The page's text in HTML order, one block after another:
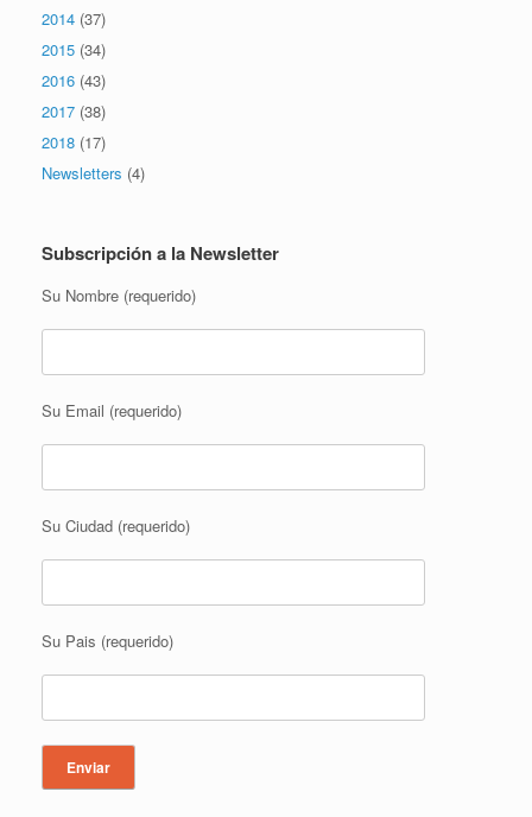
2014 (37)
2015 (34)
2016 (43)
2017 (38)
2018 (17)
Newsletters (4)
Subscripción a la Newsletter
Su Nombre (requerido)
Su Email (requerido)
Su Ciudad (requerido)
Su Pais (requerido)